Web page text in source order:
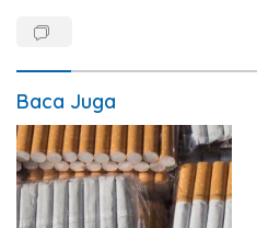
Baca Juga